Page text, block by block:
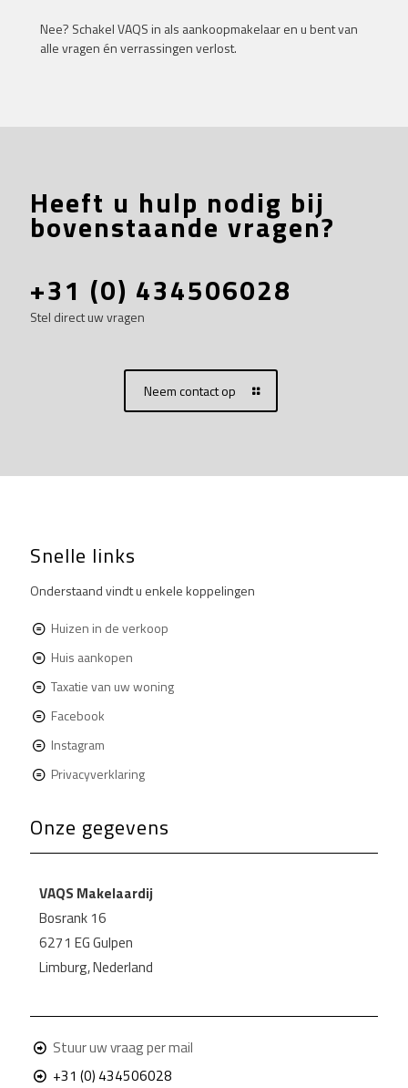
Nee? Schakel VAQS in als aankoopmakelaar en u bent van
alle vragen én verrassingen verlost.
Heeft u hulp nodig bij
bovenstaande vragen?
+31 (0) 434506028
Stel direct uw vragen
Neem contact op
Snelle links
Onderstaand vindt u enkele koppelingen
Huizen in de verkoop
Huis aankopen
Taxatie van uw woning
Facebook
Instagram
Privacyverklaring
Onze gegevens
VAQS Makelaardij
Bosrank 16
6271 EG Gulpen
Limburg, Nederland
Stuur uw vraag per mail
+31 (0) 434506028